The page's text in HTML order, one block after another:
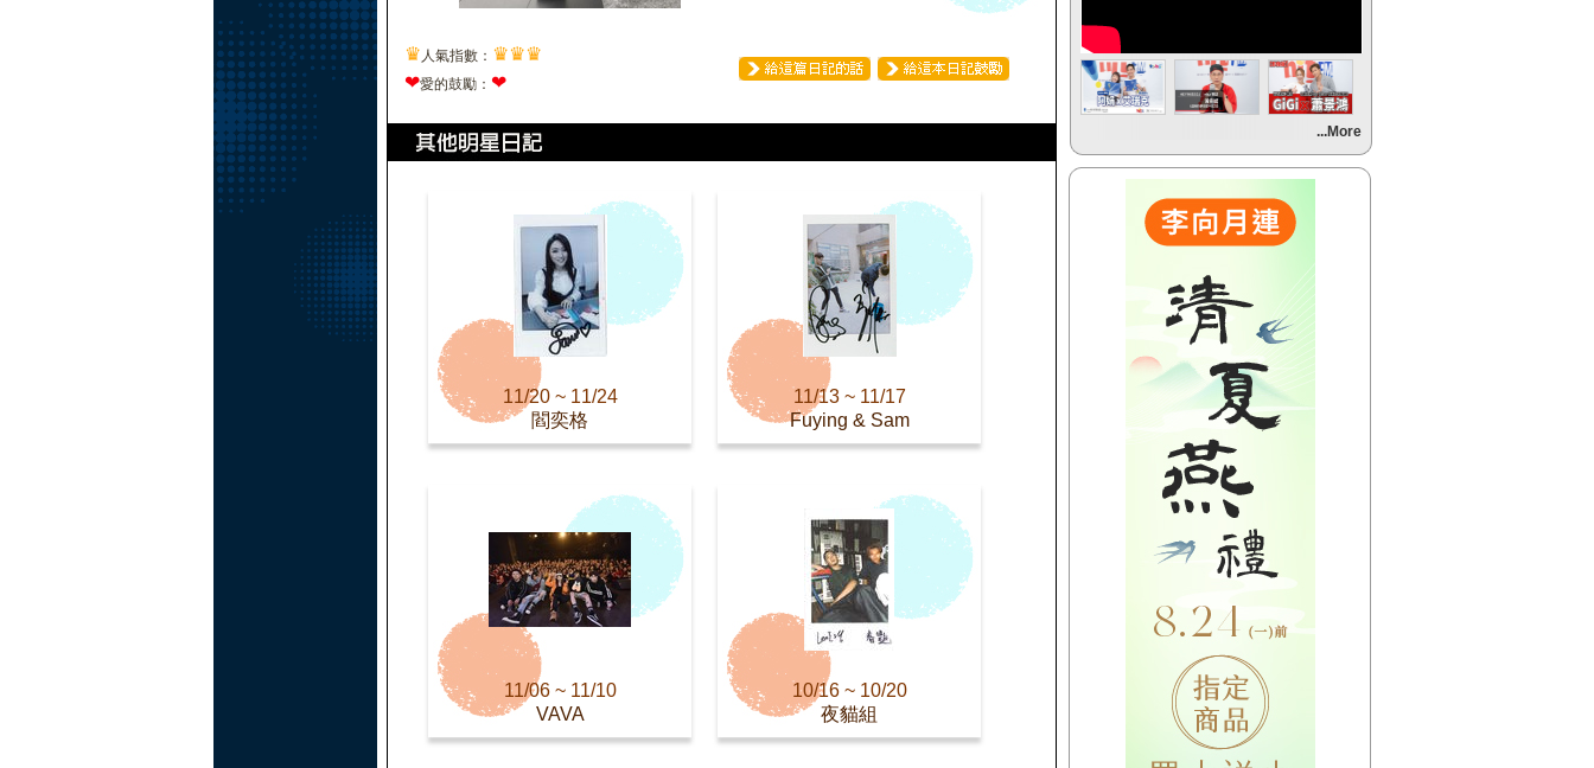
♛ 人氣指數： ♛♛♛
❤愛的鼓勵： ❤
11/20 ~ 11/24
閻奕格
11/13 ~ 11/17
Fuying & Sam
11/06 ~ 11/10
VAVA
10/16 ~ 10/20
夜貓組
(聯播)
活力DJ-阿娟
【Next】
【HitFm正在進行】
(聯播)
(宜蘭)翹班DJ-維多
【HitFm正在進行】
活力DJ-阿娟
(花東)翹班DJ-GJ蔣卓嘉
...More